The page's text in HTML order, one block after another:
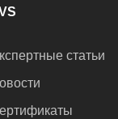
статьи